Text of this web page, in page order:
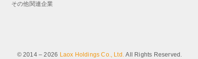
その他関連企業
© 2014 – 2026 Laox Holdings Co., Ltd. All Rights Reserved.